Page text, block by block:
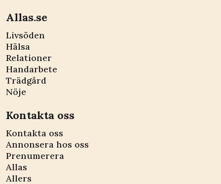
Allas.se
Livsöden
Hälsa
Relationer
Handarbete
Trädgård
Nöje
Kontakta oss
Kontakta oss
Annonsera hos oss
Prenumerera
Allas
Allers